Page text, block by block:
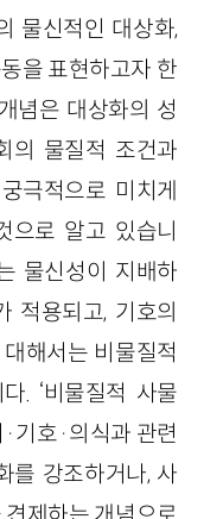
물신적인 대상화,
을 표현하고자 한
념은 대상화의 성
의 물질적 조건과
극적으로 미치게
으로 알고 있습니
물신성이 지배하
적용되고, 기호의
해서는 비물질적
. ‘비물질적 사물
기호·의식과 관련
를 강조하거나, 사